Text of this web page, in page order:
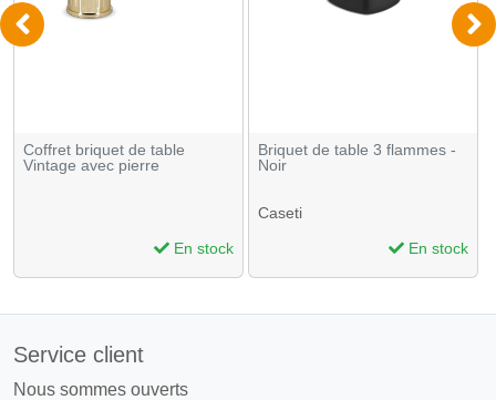
Coffret briquet de table
Vintage avec pierre
En stock
Briquet de table 3 flammes -
Noir
Caseti
En stock
Service client
Nous sommes ouverts